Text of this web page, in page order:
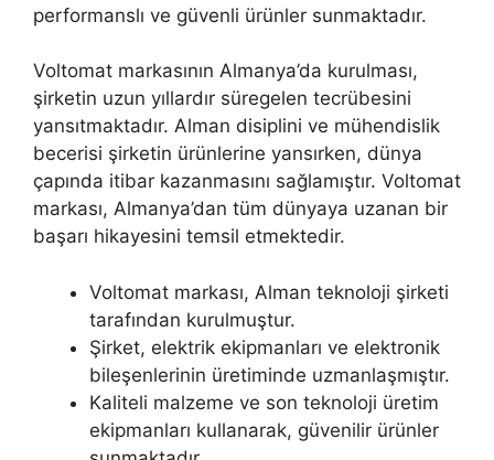
performanslı ve güvenli ürünler sunmaktadır.
Voltomat markasının Almanya’da kurulması,
şirketin uzun yıllardır süregelen tecrübesini
yansıtmaktadır. Alman disiplini ve mühendislik
becerisi şirketin ürünlerine yansırken, dünya
çapında itibar kazanmasını sağlamıştır. Voltomat
markası, Almanya’dan tüm dünyaya uzanan bir
başarı hikayesini temsil etmektedir.
Voltomat markası, Alman teknoloji şirketi
tarafından kurulmuştur.
Şirket, elektrik ekipmanları ve elektronik
bileşenlerinin üretiminde uzmanlaşmıştır.
Kaliteli malzeme ve son teknoloji üretim
ekipmanları kullanarak, güvenilir ürünler